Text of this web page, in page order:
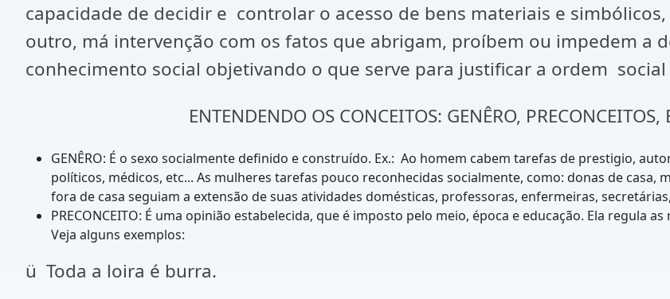
capacidade de decidir e controlar o acesso de bens materiais e
outro, má intervenção com os fatos que abrigam, proíbem ou impedem a
conhecimento social objetivando o que serve para justificar a ordem
ENTENDENDO OS CONCEITOS: GENÊRO, PRECONCEITOS,
GENÊRO: É o sexo socialmente definido e construído. Ex.: Ao homem cabem tarefas de prestigio,
políticos, médicos, etc... As mulheres tarefas pouco reconhecidas socialmente, como: donas de casa,
fora de casa seguiam a extensão de suas atividades domésticas, professoras, enfermeiras,
PRECONCEITO: É uma opinião estabelecida, que é imposto pelo meio, época e educação. Ela regula
Veja alguns exemplos:
ü Toda a loira é burra.